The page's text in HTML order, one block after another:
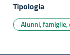
Tipologia
Alunni, famiglie,